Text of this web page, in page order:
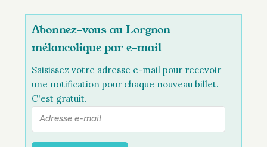
Abonnez-vous au Lorgnon
mélancolique par e-mail
Saisissez votre adresse e-mail pour recevoir
une notification pour chaque nouveau billet.
C'est gratuit.
r